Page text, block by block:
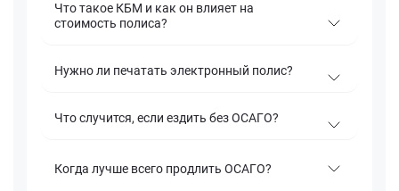
Что такое КБМ и как он влияет на
стоимость полиса?
Нужно ли печатать электронный полис?
Что случится, если ездить без ОСАГО?
Когда лучше всего продлить ОСАГО?